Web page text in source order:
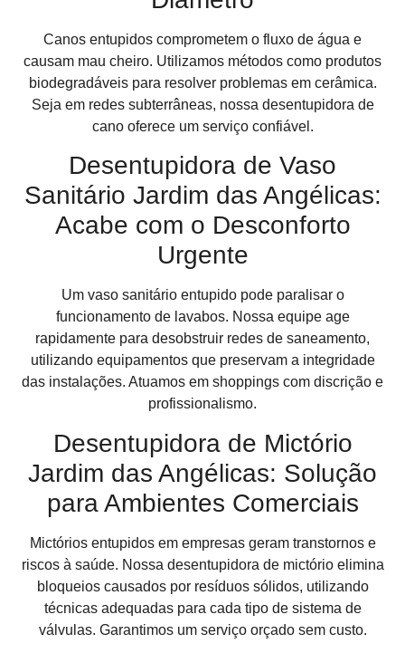
Canos entupidos comprometem o fluxo de água e
causam mau cheiro. Utilizamos métodos como produtos
biodegradáveis para resolver problemas em cerâmica.
Seja em redes subterrâneas, nossa desentupidora de
cano oferece um serviço confiável.
Desentupidora de Vaso
Sanitário Jardim das Angélicas:
Acabe com o Desconforto
Urgente
Um vaso sanitário entupido pode paralisar o
funcionamento de lavabos. Nossa equipe age
rapidamente para desobstruir redes de saneamento,
utilizando equipamentos que preservam a integridade
das instalações. Atuamos em shoppings com discrição e
profissionalismo.
Desentupidora de Mictório
Jardim das Angélicas: Solução
para Ambientes Comerciais
Mictórios entupidos em empresas geram transtornos e
riscos à saúde. Nossa desentupidora de mictório elimina
bloqueios causados por resíduos sólidos, utilizando
técnicas adequadas para cada tipo de sistema de
válvulas. Garantimos um serviço orçado sem custo.